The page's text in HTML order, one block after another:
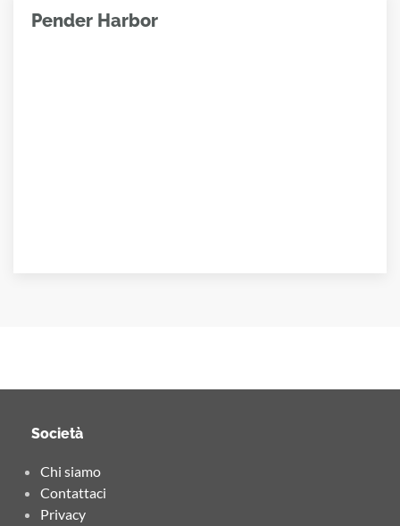
Pender Harbor
Società
Chi siamo
Contattaci
Privacy